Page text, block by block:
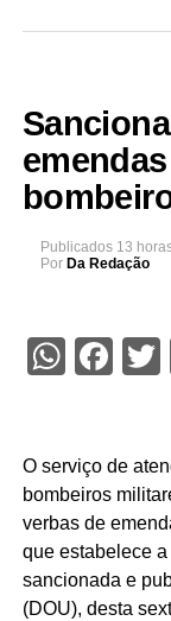
Publicados 13
Por Da Redação
O serviço de
bombeiros
verbas de
que estabelece a
sancionada e
(DOU), desta